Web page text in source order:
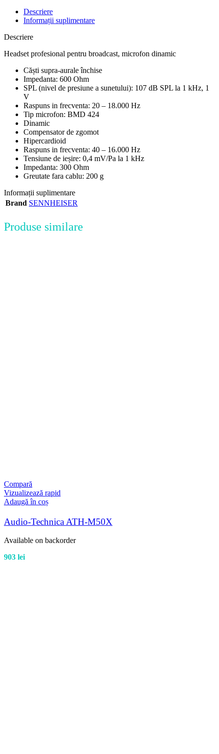
Descriere
Informații suplimentare
Descriere
Headset profesional pentru broadcast, microfon dinamic
Căști supra-aurale închise
Impedanta: 600 Ohm
SPL (nivel de presiune a sunetului): 107 dB SPL la 1 kHz, 1
V
Raspuns in frecventa: 20 – 18.000 Hz
Tip microfon: BMD 424
Dinamic
Compensator de zgomot
Hipercardioid
Raspuns in frecventa: 40 – 16.000 Hz
Tensiune de ieșire: 0,4 mV/Pa la 1 kHz
Impedanta: 300 Ohm
Greutate fara cablu: 200 g
Informații suplimentare
Brand SENNHEISER
Produse similare
Compară
Vizualizează rapid
Adaugă în coș
Audio-Technica ATH-M50X
Available on backorder
903 lei